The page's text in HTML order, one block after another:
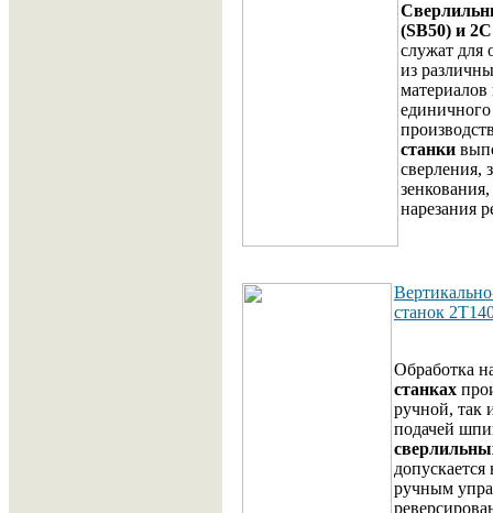
(SB50) и
служат для
из
материалов
станки
сверления,
нарезания
станок
Обработка
станках
ручной, так
подачей
допускается
ручным